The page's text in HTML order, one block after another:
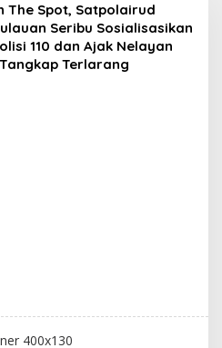
The Spot, Satpolairud
Seribu Sosialisasikan
110 dan Ajak Nelayan
Terlarang